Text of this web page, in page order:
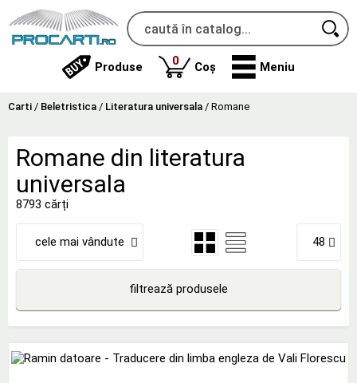
Produse 0produse
Coș Meniu
Carti / Beletristica / Literatura universala / Romane
Romane din literatura
universala
8793 cărți
cele mai vândute 48
filtrează produsele